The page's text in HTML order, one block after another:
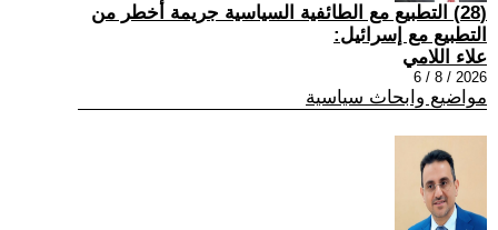
(28) التطبيع مع الطائفية السياسية جريمة أخطر من
التطبيع مع إسرائيل:
علاء اللامي
2026 / 8 / 6
مواضيع وابحاث سياسية